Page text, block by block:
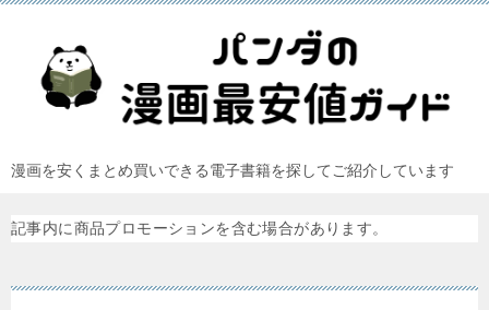
漫画を安くまとめ買いできる電子書籍を探してご紹介しています
記事内に商品プロモーションを含む場合があります。